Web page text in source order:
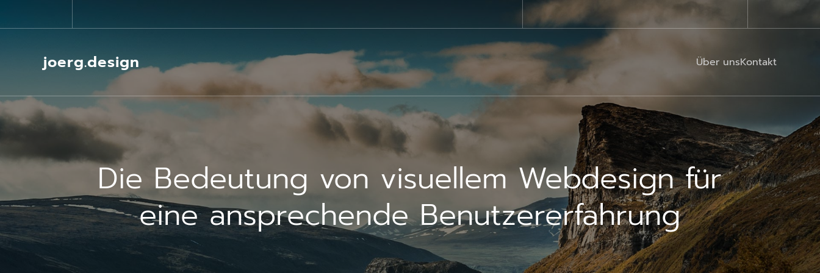
Inhalt
joerg.design Über unsKontakt
Die Bedeutung von visuellem Webdesign für
eine ansprechende Benutzererfahrung